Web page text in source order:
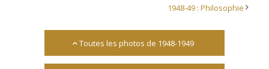
1948-49 : Philosophie
Toutes les photos de 1948-1949